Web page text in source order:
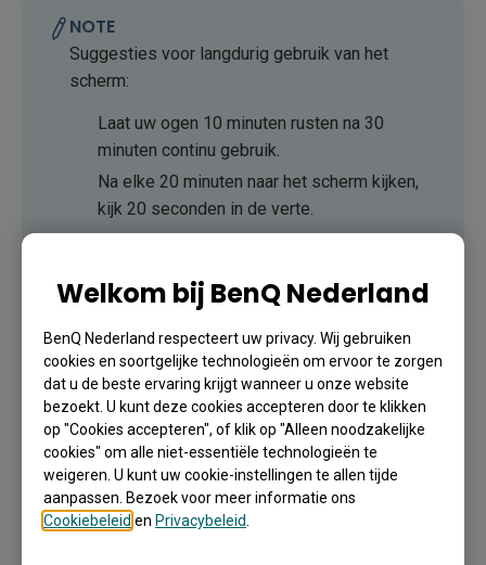
NOTE
Suggesties voor langdurig gebruik van het
scherm:
Laat uw ogen 10 minuten rusten na 30
minuten continu gebruik.
Na elke 20 minuten naar het scherm kijken,
kijk 20 seconden in de verte.
Wanneer uw ogen pijnlijk en vermoeid zijn,
ogen in alle richtingen.
Om de slimmeEye-careoplossing te activeren,
stelt u de functieDisplayin.
Verminderde Flikkering
Flicker-Reduced technologieën zijn gericht op het
Welkom bij BenQ Nederland
BenQ Nederland respecteert uw privacy. Wij gebruiken
cookies en soortgelijke technologieën om ervoor te zorgen
dat u de beste ervaring krijgt wanneer u onze website
bezoekt. U kunt deze cookies accepteren door te klikken
op "Cookies accepteren", of klik op "Alleen noodzakelijke
cookies" om alle niet-essentiële technologieën te
weigeren. U kunt uw cookie-instellingen te allen tijde
aanpassen. Bezoek voor meer informatie ons
Cookiebeleid en Privacybeleid